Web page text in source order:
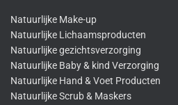
Natuurlijke Make-up
Natuurlijke Lichaamsproducten
Natuurlijke gezichtsverzorging
Natuurlijke Baby & kind Verzorging
Natuurlijke Hand & Voet Producten
Natuurlijke Scrub & Maskers